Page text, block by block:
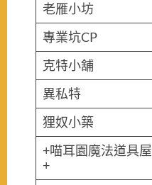
老雁小坊
專業坑CP
克特小舖
異私特
狸奴小築
+喵耳園魔法道具屋
+